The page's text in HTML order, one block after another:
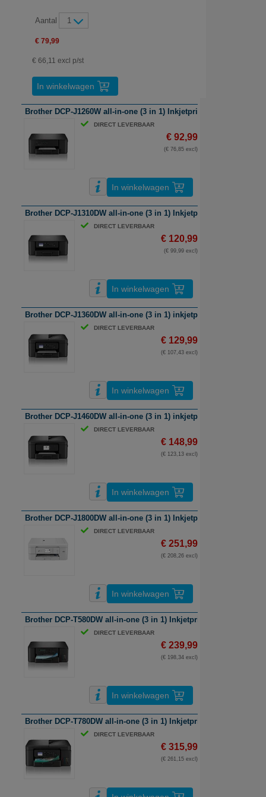
Aantal 1
€ 79,99
€ 66,11 excl p/st
In winkelwagen
Brother DCP-J1260W all-in-one (3 in 1) Inkjetprinter | A4 | kleur |
DIRECT LEVERBAAR
€ 92,99
(€ 76,85 excl)
In winkelwagen
Brother DCP-J1310DW all-in-one (3 in 1) Inkjetprinter | A4 | kleur
DIRECT LEVERBAAR
€ 120,99
(€ 99,99 excl)
In winkelwagen
Brother DCP-J1360DW all-in-one (3 in 1) inkjetprinter | A4 | kleur
DIRECT LEVERBAAR
€ 129,99
(€ 107,43 excl)
In winkelwagen
Brother DCP-J1460DW all-in-one (3 in 1) inkjetprinter | A4 | kleur
DIRECT LEVERBAAR
€ 148,99
(€ 123,13 excl)
In winkelwagen
Brother DCP-J1800DW all-in-one (3 in 1) Inkjetprinter | A4 | kleur
DIRECT LEVERBAAR
€ 251,99
(€ 208,26 excl)
In winkelwagen
Brother DCP-T580DW all-in-one (3 in 1) Inkjetprinter | A4 | kleur |
DIRECT LEVERBAAR
€ 239,99
(€ 198,34 excl)
In winkelwagen
Brother DCP-T780DW all-in-one (3 in 1) Inkjetprinter | A4 | kleur |
DIRECT LEVERBAAR
€ 315,99
(€ 261,15 excl)